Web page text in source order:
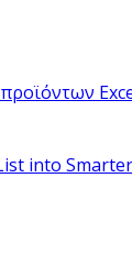
into